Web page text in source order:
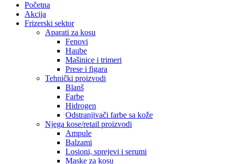
Početna
Akcija
Frizerski sektor
Aparati za kosu
Fenovi
Haube
Mašinice i trimeri
Prese i figara
Tehnički proizvodi
Blanš
Farbe
Hidrogen
Odstranjivači farbe sa kože
Njega kose/retail proizvodi
Ampule
Balzami
Losioni, sprejevi i serumi
Maske za kosu